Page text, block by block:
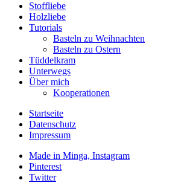
Stoffliebe
Holzliebe
Tutorials
Basteln zu Weihnachten
Basteln zu Ostern
Tüddelkram
Unterwegs
Über mich
Kooperationen
Startseite
Datenschutz
Impressum
Made in Minga, Instagram
Pinterest
Twitter